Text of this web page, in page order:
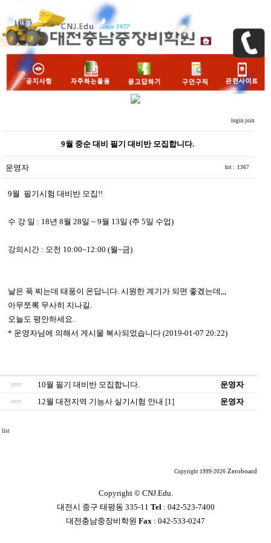
login join
9월 중순 대비 필기 대비반 모집합니다.
운영자 hit : 1367
9월 필기시험 대비반 모집!!
수 강 일 : 18년 8월 28일 ~ 9월 13일 (주 5일 수업)
강의시간 : 오전 10:00~12:00 (월~금)
날은 푹 찌는데 태풍이 온답니다. 시원한 계기가 되면 좋겠는데,,,
아무쪼록 무사히 지나길.
오늘도 평안하세요.
* 운영자님에 의해서 게시물 복사되었습니다 (2019-01-07 20:22)
prev 10월 필기 대비반 모집합니다. 운영자
next 12월 대전지역 기능사 실기시험 안내 [1] 운영자
list
Copyright 1999-2026 Zeroboard
Copyright ©CNJ.Edu.
대전시 중구 태평동 335-11 Tel : 042-523-7400
대전충남중장비학원 Fax : 042-533-0247